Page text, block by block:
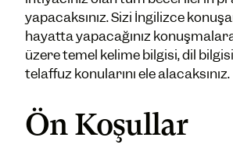
yapacaksınız. Sizi İngilizce
hayatta yapacağınız
üzere temel kelime bilgisi, dil
telaffuz konularını ele alacaksınız.
Ön Koşullar